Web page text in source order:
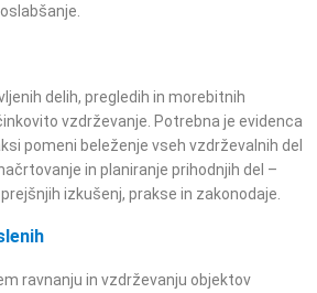
delih, pregledih in morebitnih
vzdrževanje. Potrebna je evidenca
pomeni beleženje vseh vzdrževalnih del
in planiranje prihodnjih del –
izkušenj, prakse in zakonodaje.
ravnanju in vzdrževanju objektov